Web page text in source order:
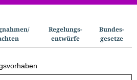
Regelungs­
entwürfe
Bundes­
gesetze